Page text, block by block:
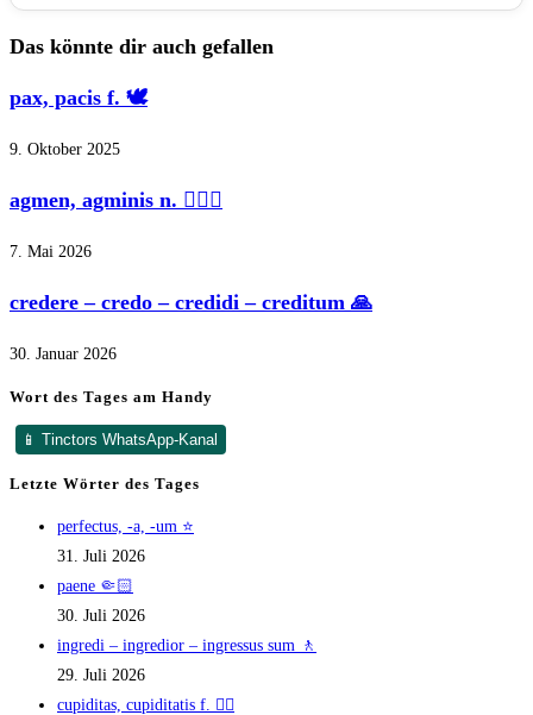
Das könnte dir auch gefallen
pax, pacis f. 🕊️
9. Oktober 2025
agmen, agminis n. 🚶‍♂️⚔️
7. Mai 2026
credere – credo – credidi – creditum 🙏
30. Januar 2026
Wort des Tages am Handy
📱 Tinctors WhatsApp-Kanal
Letzte Wörter des Tages
perfectus, -a, -um ⭐
31. Juli 2026
paene 🤏🏻
30. Juli 2026
ingredi – ingredior – ingressus sum 🚶
29. Juli 2026
cupiditas, cupiditatis f. ❤️‍🔥